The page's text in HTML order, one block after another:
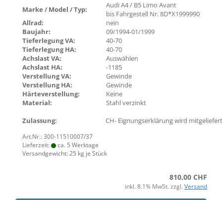
Marke / Model / Typ:
Audi A4 / B5 Limo Avant
bis Fahrgestell Nr. 8D*X1999990
Allrad:
nein
Baujahr:
09/1994-01/1999
Tieferlegung VA:
40-70
Tieferlegung HA:
40-70
Achslast VA:
Auswählen
Achslast HA:
-1185
Verstellung VA:
Gewinde
Verstellung HA:
Gewinde
Härteverstellung:
Keine
Material:
Stahl verzinkt
Zulassung:
CH- Eignungserklärung wird mitgeliefert
Art.Nr.: 300-11510007/37
Lieferzeit:
ca. 5 Werktage
Versandgewicht:25 kg je Stück
810,00 CHF
inkl. 8.1% MwSt. zzgl. Versand